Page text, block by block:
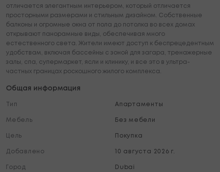
отличается элегантным интерьером, который отличается
просторными размерами и стильным дизайном. Собственные
балконы и огромные окна от пола до потолка во всех домах
открывают панорамные виды, обеспечивая много
естественного света. Жители имеют доступ к беспрецедентным
удобствам, включая бассейны с зоной для загара, тренажерные
залы, спа, супермаркет, ясли и клинику, и все это в ультра-
частных границах роскошного жилого комплекса.
Общая информация
Тип Апартаменты
Мебель Без мебели
Цель Покупка
Добавлено 10 августа 2026 г.
Город Dubai